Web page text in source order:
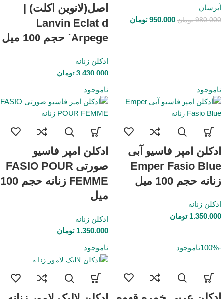
آبرسان
980.000 تومان 950.000 تومان
اصل(لانوین اکلت) |
Lanvin Eclat d
´Arpege حجم 100 میل
ادکلن زنانه
3.430.000 تومان
ناموجود
ادکلن امپر فاسیو آبی
Emper Fasio Blue
زنانه حجم 100 میل
ادکلن زنانه
1.350.000 تومان
ناموجود
ادکلن امپر فاسیو
صورتی FASIO POUR
FEMME زنانه حجم 100
میل
ادکلن زنانه
1.350.000 تومان
-100%
ناموجود ناموجود